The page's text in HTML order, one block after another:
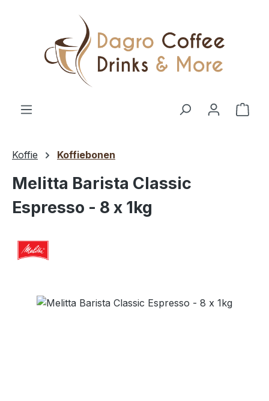
Ga naar de hoofdinhoud
Koffie Koffiebonen
Melitta Barista Classic
Espresso - 8 x 1kg
Afbeeldingengalerij overslaan